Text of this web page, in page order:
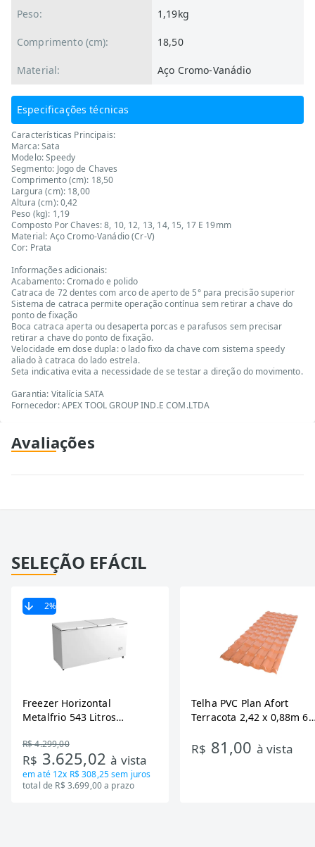
Peso: 1,19kg
Comprimento (cm): 18,50
Material: Aço Cromo-Vanádio
Especificações técnicas
Características Principais:
Marca: Sata
Modelo: Speedy
Segmento: Jogo de Chaves
Comprimento (cm): 18,50
Largura (cm): 18,00
Altura (cm): 0,42
Peso (kg): 1,19
Composto Por Chaves: 8, 10, 12, 13, 14, 15, 17 E 19mm
Material: Aço Cromo-Vanádio (Cr-V)
Cor: Prata
Informações adicionais:
Acabamento: Cromado e polido
Catraca de 72 dentes com arco de aperto de 5° para precisão superior
Sistema de catraca permite operação contínua sem retirar a chave do
ponto de fixação
Boca catraca aperta ou desaperta porcas e parafusos sem precisar
retirar a chave do ponto de fixação.
Velocidade em dose dupla: o lado fixo da chave com sistema speedy
aliado à catraca do lado estrela.
Seta indicativa evita a necessidade de se testar a direção do movimento.
Garantia: Vitalícia SATA
Fornecedor: APEX TOOL GROUP IND.E COM.LTDA
Avaliações
SELEÇÃO EFÁCIL
2%
Freezer Horizontal
Metalfrio 543 Litros
Tecnologia Inverter, Branco,
Bivolt
R$ 4.299,00
R$ 3.625,02à vista
em até 12x R$ 308,25sem juros
total de R$ 3.699,00 a prazo
Telha PVC Plan Afort
Terracota 2,42 x 0,88m 6
R$ 81,00 à vista